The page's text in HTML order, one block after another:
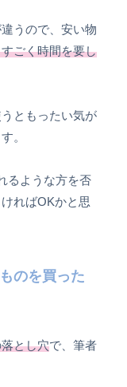
うので、安い物
ごく時間を要し
ともったい気が
。
るような方を否
ればOKかと思
のを買った
とし穴で、筆者